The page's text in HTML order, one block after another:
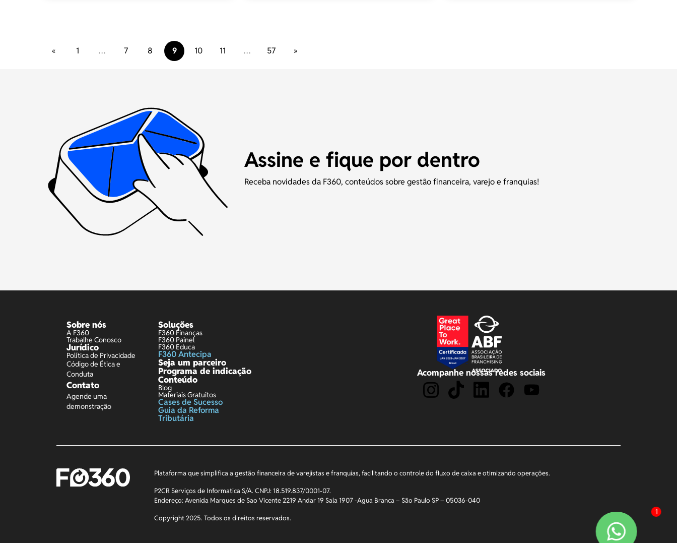
« 1 … 7 8 9 10 11 … 57 »
Assine e fique por dentro
Receba novidades da F360, conteúdos sobre gestão financeira, varejo e franquias!
Sobre nós
A F360
Trabalhe Conosco
Jurídico
Política de Privacidade
Código de Ética e
Conduta
Contato
Agende uma
demonstração
Soluções
F360 Finanças
F360 Painel
F360 Educa
F360 Antecipa
Seja um parceiro
Programa de indicação
Conteúdo
Blog
Materiais Gratuitos
Cases de Sucesso
Guia da Reforma
Tributária
Acompanhe nossas redes sociais
Plataforma que simplifica a gestão financeira de varejistas e franquias, facilitando o controle do fluxo de caixa e otimizando operações.
P2CR Serviços de Informatica S/A. CNPJ: 18.519.837/0001-07.
Endereço: Avenida Marques de Sao Vicente 2219 Andar 19 Sala 1907 -Agua Branca – São Paulo SP – 05036-040
Copyright 2025. Todos os direitos reservados.
1